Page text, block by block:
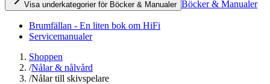
Visa underkategorier för Böcker & Manualer Böcker & Manualer
Brumfällan - En liten bok om HiFi
Servicemanualer
Shoppen
/Nålar & nålvård
/Nålar till skivspelare